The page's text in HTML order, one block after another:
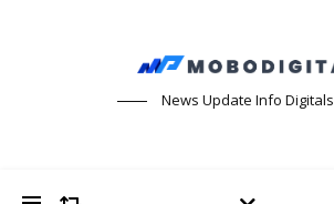
News Update Info Digitals